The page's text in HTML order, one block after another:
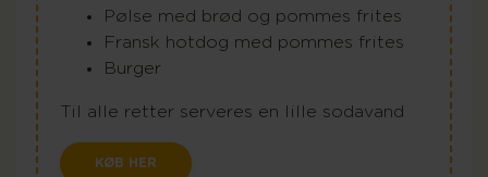
Pølse med brød og pommes frites
Fransk hotdog med pommes frites
Burger
Til alle retter serveres en lille sodavand
KØB HER